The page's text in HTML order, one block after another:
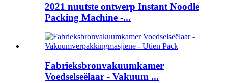
2021 nuutste ontwerp Instant Noodle
Packing Machine -...
Fabrieksbronvakuumkamer
Voedselseëlaar - Vakuum ...